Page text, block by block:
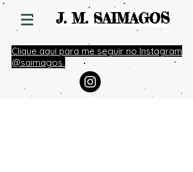
J. M. SAIMAGOS
Clique aqui para me seguir no Instagram
@saimagos